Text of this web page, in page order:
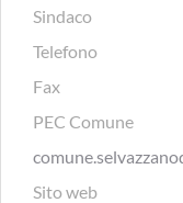
Sindaco
Telefono
Fax
PEC Comune
Sito web